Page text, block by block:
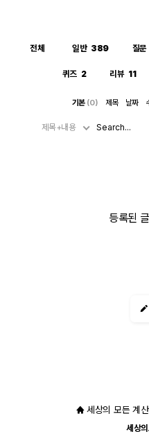
전체 일반 389 질문
퀴즈 2 리뷰 11
기본 (0) 제목 날짜
제목+내용
등록된
세상의 모든 계
세상